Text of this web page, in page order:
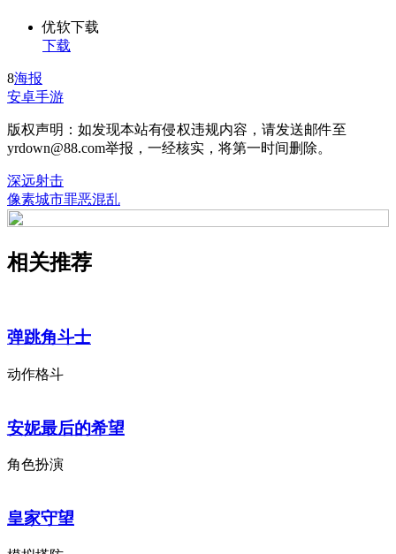
优软下载
下载
8海报
安卓手游
版权声明：如发现本站有侵权违规内容，请发送邮件至
yrdown@88.com举报，一经核实，将第一时间删除。
深远射击
像素城市罪恶混乱
相关推荐
弹跳角斗士
动作格斗
安妮最后的希望
角色扮演
皇家守望